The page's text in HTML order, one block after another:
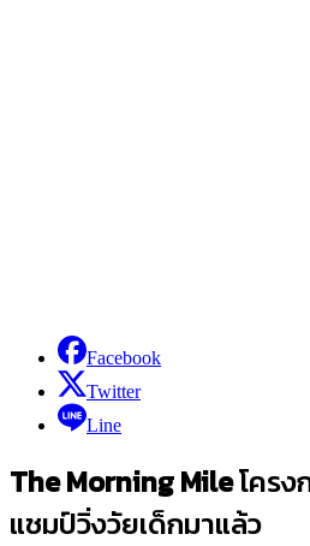
Facebook
Twitter
Line
The Morning Mileโครง
แชมป์วิ่งวัยเด็กมาแล้ว